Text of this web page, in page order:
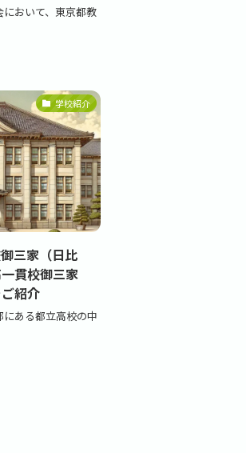
おいて、東京都教
学校紹介
三家（日比
貫校御三家
紹介
にある都立高校の中